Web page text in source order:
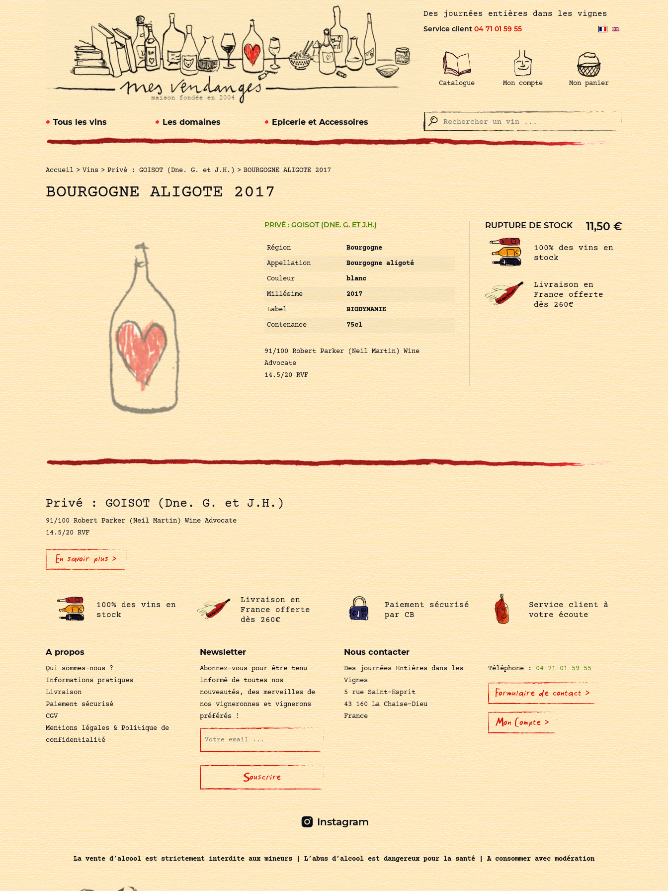
Des journées entières dans les vignes
Service client04 71 01 59 55
Catalogue Mon compte Mon panier
Tous les vins Les domaines Epicerie et Accessoires
Accueil > Vins > Privé : GOISOT (Dne. G. et J.H.) > BOURGOGNE ALIGOTE 2017
BOURGOGNE ALIGOTE 2017
PRIVÉ : GOISOT (DNE. G. ET J.H.)
Région
Bourgogne
Appellation
Bourgogne aligoté
Couleur
blanc
Millésime
2017
Label
BIODYNAMIE
Contenance
75cl
91/100 Robert Parker (Neil Martin) Wine
Advocate
14.5/20 RVF
RUPTURE DE STOCK 11,50€
100% des vins en
stock
Livraison en
France offerte
dès 260€
Privé : GOISOT (Dne. G. et J.H.)
91/100 Robert Parker (Neil Martin) Wine Advocate
14.5/20 RVF
En savoir plus >
100% des vins en
stock
Livraison en
France offerte
dès 260€
Paiement sécurisé
par CB
Service client à
votre écoute
A propos
Qui sommes-nous ?
Informations pratiques
Livraison
Paiement sécurisé
CGV
Mentions légales & Politique de
confidentialité
Newsletter
Abonnez-vous pour être tenu
informé de toutes nos
nouveautés, des merveilles de
nos vigneronnes et vignerons
préférés !
Nous contacter
Des journées Entières dans les
Vignes
5 rue Saint-Esprit
43 160 La Chaise-Dieu
France
Téléphone :04 71 01 59 55
Formulaire de contact >
Mon Compte >
Instagram
La vente d’alcool est strictement interdite aux mineurs | L’abus d’alcool est dangereux pour la santé | A consommer avec modération